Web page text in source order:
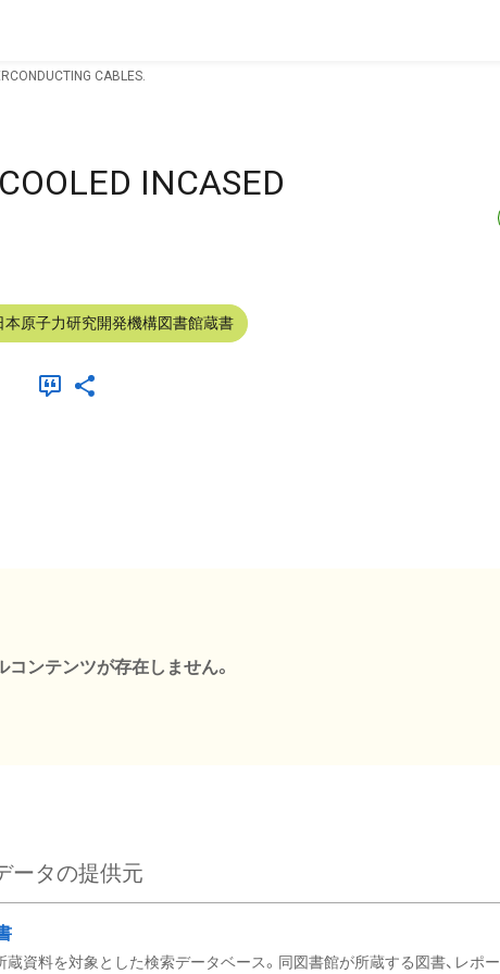
CABLES.
INCASED
本原子力研究開発機構図書館蔵書
ンテンツが存在しません。
ータの提供元
資料を対象とした検索データベース。同図書館が所蔵する図書、レポー